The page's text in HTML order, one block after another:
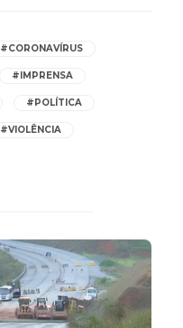
#CORONAVÍRUS
#IMPRENSA
#POLÍTICA
#VIOLÊNCIA